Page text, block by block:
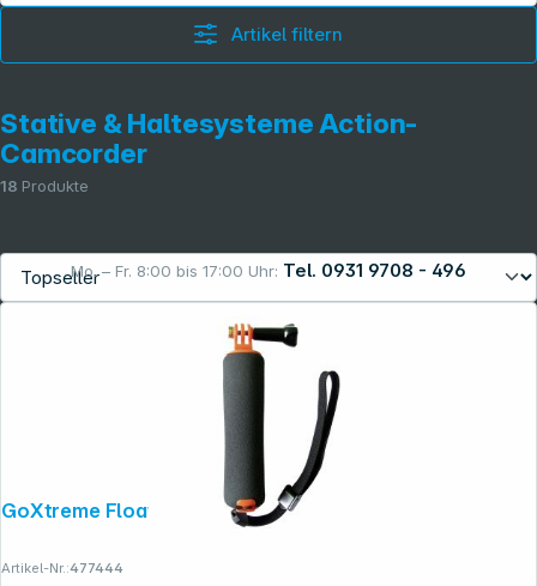
Mo. – Fr. 8:00 bis 17:00 Uhr: Tel. 0931 9708 - 496
Artikel filtern
Stative & Haltesysteme Action-
Camcorder
18 Produkte
GoXtreme Floating Grip
Artikel-Nr.:477444